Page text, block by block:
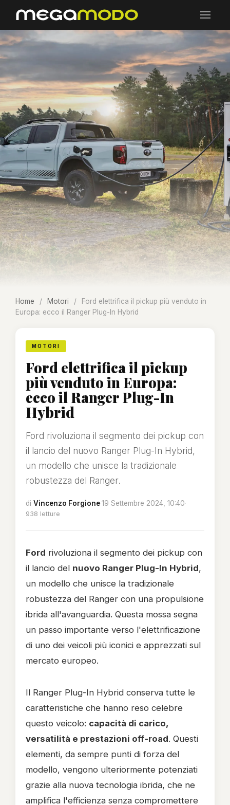
Home / Motori /
Ford elettrifica il pickup più venduto in
Europa: ecco il Ranger Plug-In Hybrid
MOTORI
Ford elettrifica il pickup
più venduto in Europa:
ecco il Ranger Plug-In
Hybrid
Ford rivoluziona il segmento dei pickup con
il lancio del nuovo Ranger Plug-In Hybrid,
un modello che unisce la tradizionale
robustezza del Ranger.
di Vincenzo Forgione·19 Settembre 2024, 10:40·
938 letture
Ford rivoluziona il segmento dei pickup con
il lancio del nuovo Ranger Plug-In Hybrid,
un modello che unisce la tradizionale
robustezza del Ranger con una propulsione
ibrida all'avanguardia. Questa mossa segna
un passo importante verso l'elettrificazione
di uno dei veicoli più iconici e apprezzati sul
mercato europeo.
Il Ranger Plug-In Hybrid conserva tutte le
caratteristiche che hanno reso celebre
questo veicolo: capacità di carico,
versatilità e prestazioni off-road. Questi
elementi, da sempre punti di forza del
modello, vengono ulteriormente potenziati
grazie alla nuova tecnologia ibrida, che ne
amplifica l'efficienza senza compromettere